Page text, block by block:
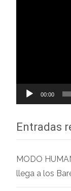
00:00
Entradas
MODO
llega a los